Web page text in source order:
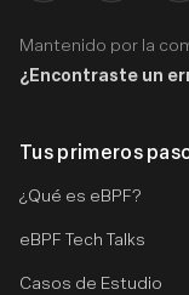
Tus primeros
¿Qué es eBPF?
eBPF Tech Talks
Casos de Estudio
Mantenido por la
¿Encontraste un